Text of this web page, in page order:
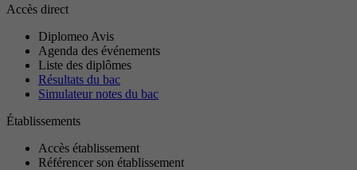
Accès direct
Diplomeo Avis
Agenda des événements
Liste des diplômes
Résultats du bac
Simulateur notes du bac
Établissements
Accès établissement
Référencer son établissement